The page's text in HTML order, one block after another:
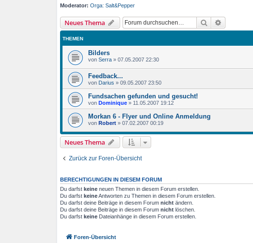
Moderator: Orga: Salt&Pepper
Neues Thema Suche
THEMEN
Bilders
von Serra » 07.05.2007 22:30
Feedback...
von Darius » 09.05.2007 23:50
Fundsachen gefunden und gesucht!
von Dominique » 11.05.2007 19:12
Morkan 6 - Flyer und Online Anmeldung
von Robert » 07.02.2007 00:19
Neues Thema
Zurück zur Foren-Übersicht
BERECHTIGUNGEN IN DIESEM FORUM
Du darfst keine neuen Themen in diesem Forum erstellen.
Du darfst keineAntworten zu Themen in diesem Forum erstellen.
Du darfst deine Beiträge in diesem Forum nicht ändern.
Du darfst deine Beiträge in diesem Forum nicht löschen.
Du darfst keine Dateianhänge in diesem Forum erstellen.
Foren-Übersicht